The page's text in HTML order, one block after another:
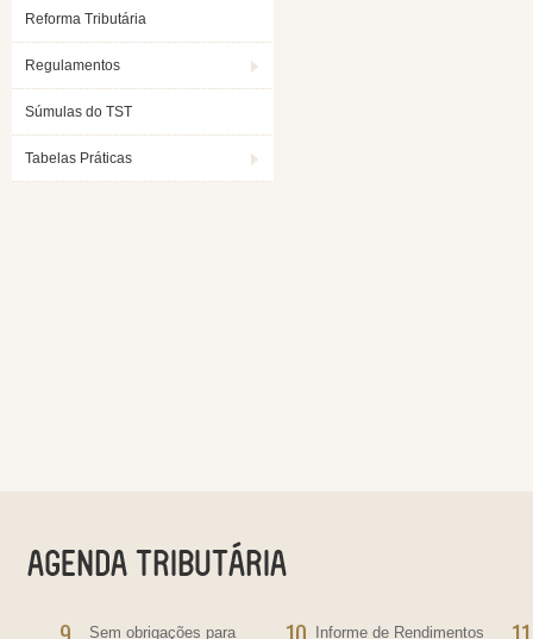
Reforma Tributária
Regulamentos
Súmulas do TST
Tabelas Práticas
Sem obrigações para
Informe de Rendimentos